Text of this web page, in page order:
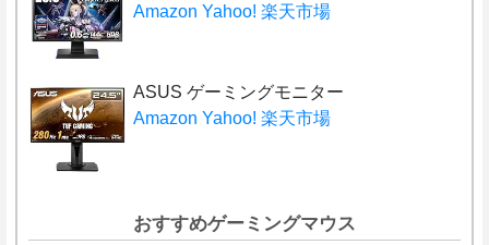
Amazon Yahoo! 楽天市場
ASUS ゲーミングモニター
Amazon Yahoo! 楽天市場
おすすめゲーミングマウス